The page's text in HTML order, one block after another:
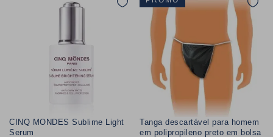
CINQ MONDES Sublime Light
Serum
Tanga descartável para homem
em polipropileno preto em bolsa